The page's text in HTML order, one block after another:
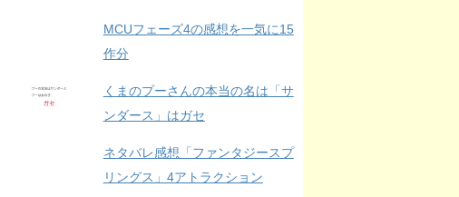
MCUフェーズ4の感想を一気に15
作分
くまのプーさんの本当の名は「サ
ンダース」はガセ
ネタバレ感想「ファンタジースプ
リングス」4アトラクション